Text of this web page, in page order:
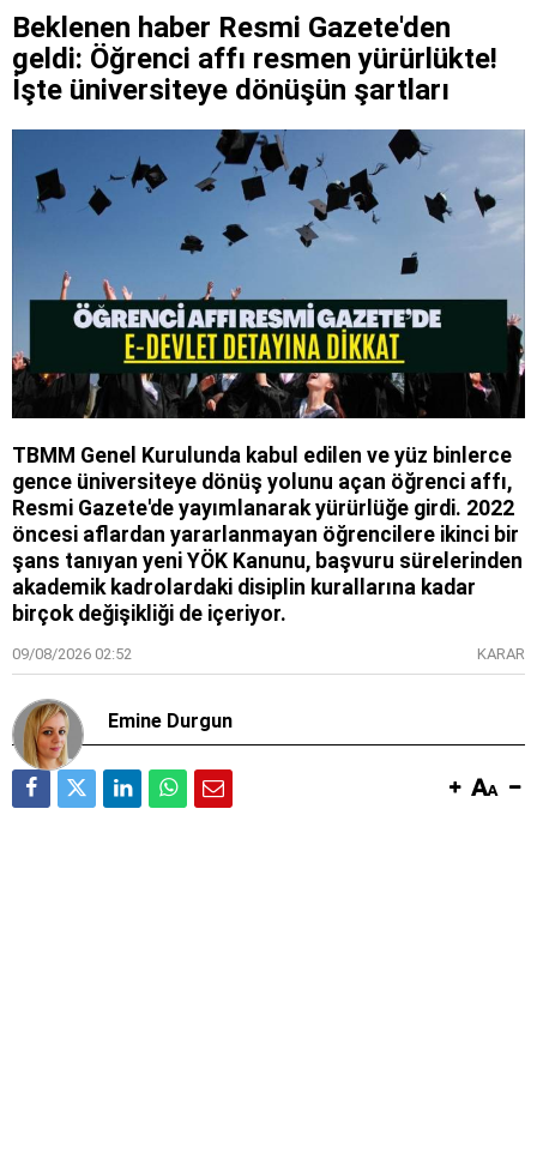
Beklenen haber Resmi Gazete'den
geldi: Öğrenci affı resmen yürürlükte!
İşte üniversiteye dönüşün şartları
TBMM Genel Kurulunda kabul edilen ve yüz binlerce
gence üniversiteye dönüş yolunu açan öğrenci affı,
Resmi Gazete'de yayımlanarak yürürlüğe girdi. 2022
öncesi aflardan yararlanmayan öğrencilere ikinci bir
şans tanıyan yeni YÖK Kanunu, başvuru sürelerinden
akademik kadrolardaki disiplin kurallarına kadar
birçok değişikliği de içeriyor.
09/08/2026 02:52 KARAR
Emine Durgun